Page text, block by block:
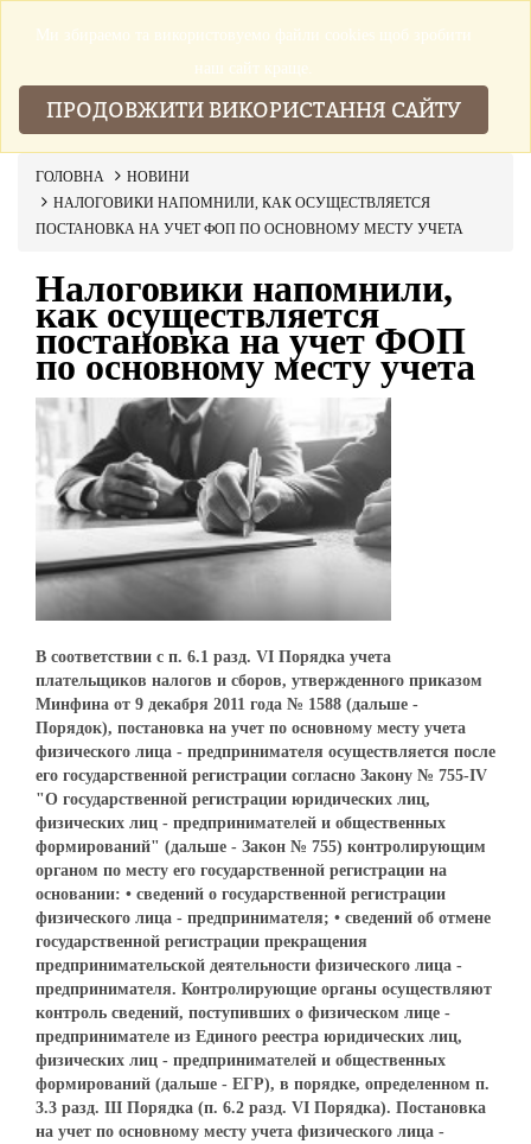
ГОЛОВНА
НОВИНИ
НАЛОГОВИКИ НАПОМНИЛИ, КАК ОСУЩЕСТВЛЯЕТСЯ
ПОСТАНОВКА НА УЧЕТ ФОП ПО ОСНОВНОМУ МЕСТУ УЧЕТА
Налоговики напомнили,
как осуществляется
постановка на учет ФОП
по основному месту учета
В соответствии с п. 6.1 разд. VI Порядка учета
плательщиков налогов и сборов, утвержденного приказом
Минфина от 9 декабря 2011 года № 1588 (дальше -
Порядок), постановка на учет по основному месту учета
физического лица - предпринимателя осуществляется после
его государственной регистрации согласно Закону № 755-IV
"О государственной регистрации юридических лиц,
физических лиц - предпринимателей и общественных
формирований" (дальше - Закон № 755) контролирующим
органом по месту его государственной регистрации на
основании: • сведений о государственной регистрации
физического лица - предпринимателя; • сведений об отмене
государственной регистрации прекращения
предпринимательской деятельности физического лица -
предпринимателя. Контролирующие органы осуществляют
контроль сведений, поступивших о физическом лице -
предпринимателе из Единого реестра юридических лиц,
физических лиц - предпринимателей и общественных
формирований (дальше - ЕГР), в порядке, определенном п.
3.3 разд. III Порядка (п. 6.2 разд. VI Порядка). Постановка
на учет по основному месту учета физического лица -
Ми збираемо та використовуемо файли cookies щоб зробити
наш сайт краще.
ПРОДОВЖИТИ ВИКОРИСТАННЯ САЙТУ